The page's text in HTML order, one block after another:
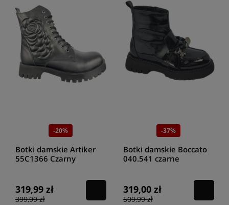
-20%
Botki damskie Artiker
55C1366 Czarny
319,99 zł
399,99 zł
-37%
Botki damskie Boccato
040.541 czarne
319,00 zł
509,99 zł